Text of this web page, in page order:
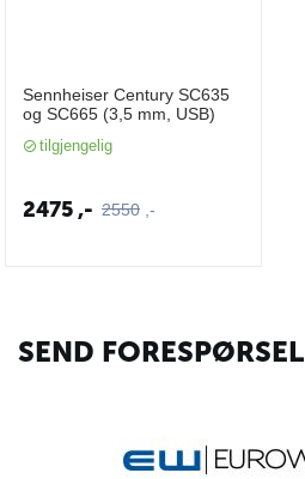
Sennheiser Century SC635
og SC665 (3,5 mm, USB)
tilgjengelig
2550 ,-
2475,-
SEND FORESPØRSEL